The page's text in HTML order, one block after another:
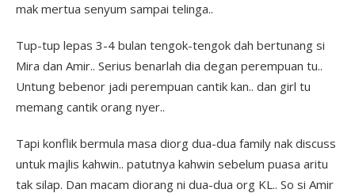
mak mertua senyum sampai telinga..
Tup-tup lepas 3-4 bulan tengok-tengok dah bertunang si
Mira dan Amir.. Serius benarlah dia degan perempuan tu..
Untung bebenor jadi perempuan cantik kan.. dan girl tu
memang cantik orang nyer..
Tapi konflik bermula masa diorg dua-dua family nak discuss
untuk majlis kahwin.. patutnya kahwin sebelum puasa aritu
tak silap. Dan macam diorang ni dua-dua org KL.. So si Amir